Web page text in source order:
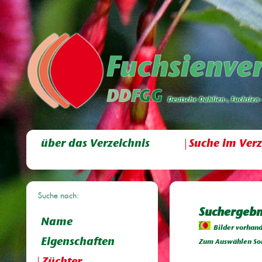
über das Verzeichnis Suche im
Suche nach:
Name
Eigenschaften
Bilder
Zum Auswählen